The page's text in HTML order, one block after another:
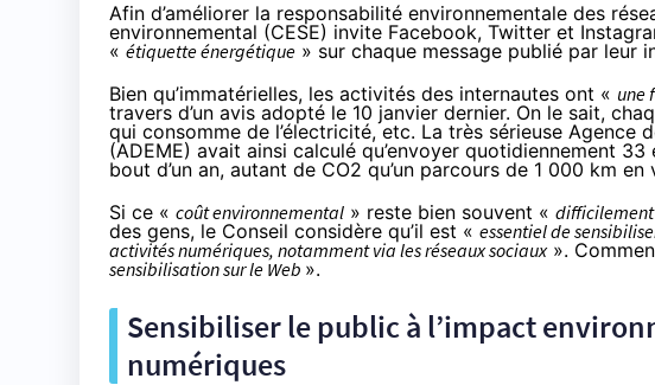
Afin d’améliorer la responsabilité environnementale des
environnemental (CESE) invite Facebook, Twitter et
« étiquette énergétique » sur chaque message publié par leur
Bien qu’immatérielles, les activités des internautes ont « une
travers d’un avis adopté le 10 janvier dernier. On le sait,
qui consomme de l’électricité, etc. La très sérieuse Agence
(ADEME) avait ainsi calculé qu’envoyer quotidiennement
bout d’un an, autant de CO2 qu’un parcours de 1 000 km en
Si ce « coût environnemental » reste bien souvent «
des gens, le Conseil considère qu’il est « essentiel de
activités numériques, notamment viales réseaux sociaux».
sensibilisation sur le Web ».
Sensibiliser le public à l’impact
numériques